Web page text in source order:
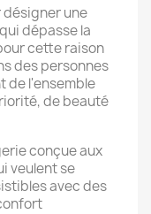
désigner une
dépasse la
cette raison
des personnes
de l'ensemble
de beauté
conçue aux
veulent se
avec des